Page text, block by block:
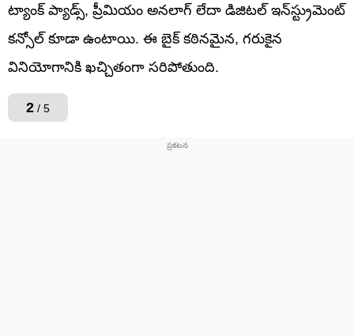
ట్యాంక్ ప్యాడ్స్, ప్రీమియం అనలాగ్ లేదా డిజిటల్ ఇన్‌స్ట్రుమెంట్
కన్సోల్ కూడా ఉంటాయి. ఈ బైక్ కఠినమైన, గరుకైన
వినియోగానికి ఖచ్చితంగా సరిపోతుంది.
2 / 5